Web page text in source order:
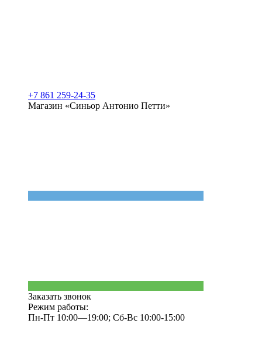
+7 861 259-24-35
Магазин «Синьор Антонио Петти»
Заказать звонок
Режим работы:
Пн-Пт 10:00—19:00; Сб-Вс 10:00-15:00